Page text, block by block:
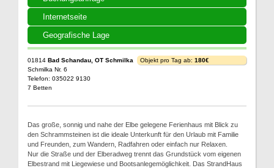
Internetseite
Geografische Lage
01814 Bad Schandau, OT Schmilka
Schmilka Nr. 6
Telefon: 035022 9130
7 Betten
Objekt pro Tag ab: 180€
Das große, sonnig und nahe der Elbe gelegene Ferienhaus mit Blick zu
den Schrammsteinen ist die ideale Unterkunft für den Urlaub mit Familie
und Freunden, zum Wandern, Radfahren oder einfach nur Relaxen.
Nur die Straße und der Elberadweg trennt das Grundstück vom eigenen
Elbestrand mit Liegewiese und Bootsanlegemöglichkeit. Das StrandHaus